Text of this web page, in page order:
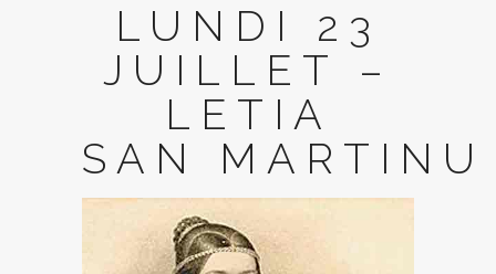
LUNDI 23
JUILLET –
LETIA
SAN MARTINU